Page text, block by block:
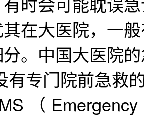
在大医院，一
。中国大医院
有专门院前急救
（